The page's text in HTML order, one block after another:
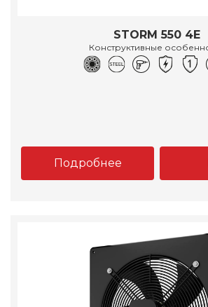
STORM 550 4E
Конструктивные
Подробнее